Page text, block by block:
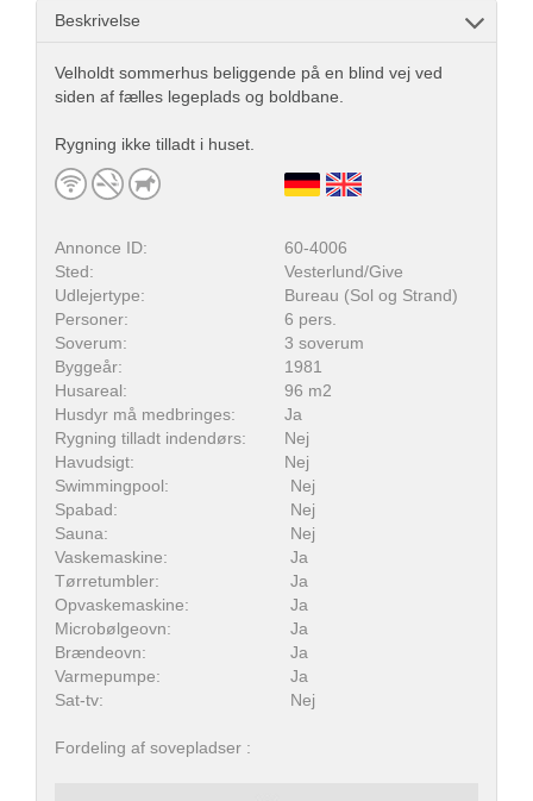
Beskrivelse
Velholdt sommerhus beliggende på en blind vej ved
siden af fælles legeplads og boldbane.
Rygning ikke tilladt i huset.
Annonce ID:
60-4006
Sted:
Vesterlund/Give
Udlejertype:
Bureau (Sol og Strand)
Personer:
6 pers.
Soverum:
3 soverum
Byggeår:
1981
Husareal:
96 m2
Husdyr må medbringes:
Ja
Rygning tilladt indendørs:
Nej
Havudsigt:
Nej
Swimmingpool:
Nej
Spabad:
Nej
Sauna:
Nej
Vaskemaskine:
Ja
Tørretumbler:
Ja
Opvaskemaskine:
Ja
Microbølgeovn:
Ja
Brændeovn:
Ja
Varmepumpe:
Ja
Sat-tv:
Nej
Fordeling af sovepladser :